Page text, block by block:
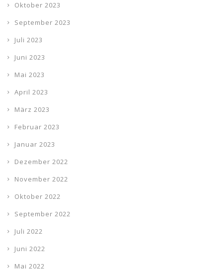
Oktober 2023
September 2023
Juli 2023
Juni 2023
Mai 2023
April 2023
März 2023
Februar 2023
Januar 2023
Dezember 2022
November 2022
Oktober 2022
September 2022
Juli 2022
Juni 2022
Mai 2022